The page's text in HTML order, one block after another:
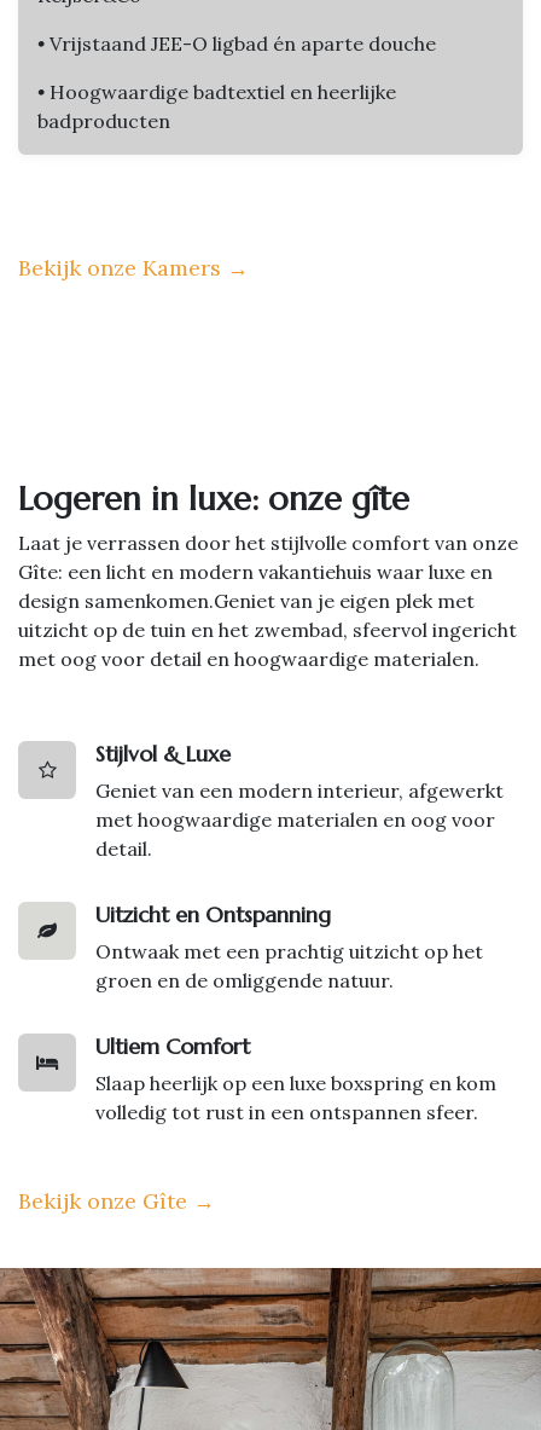
• Vrijstaand JEE-O ligbad én aparte douche
• Hoogwaardige badtextiel en heerlijke
badproducten
Bekijk onze Kamers →
Logeren in luxe: onze gîte
Laat je verrassen door het stijlvolle comfort van onze
Gîte: een licht en modern vakantiehuis waar luxe en
design samenkomen.Geniet van je eigen plek met
uitzicht op de tuin en het zwembad, sfeervol ingericht
met oog voor detail en hoogwaardige materialen.
Stijlvol & Luxe
Geniet van een modern interieur, afgewerkt
met hoogwaardige materialen en oog voor
detail.
Uitzicht en Ontspanning
Ontwaak met een prachtig uitzicht op het
groen en de omliggende natuur.
Ultiem Comfort
Slaap heerlijk op een luxe boxspring en kom
volledig tot rust in een ontspannen sfeer.
Bekijk onze Gîte →